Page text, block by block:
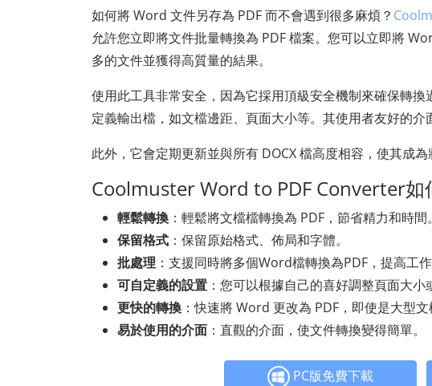
如何將 Word 文件另存為 PDF 而不會遇到很多麻煩？
允許您立即將文件批量轉換為 PDF 檔案。您可以立即將
多的文件並獲得高質量的結果。
使用此工具非常安全，因為它採用頂級安全機制來確保轉
定義輸出檔，如文檔邊距、頁面大小等。其使用者友好的介
此外，它會定期更新並與所有 DOCX 檔高度相容，使其成
Coolmuster Word to PDF Converter如
輕鬆轉換 ：輕鬆將文檔檔轉換為 PDF，節省精力和時間。
保留格式 ：保留原始格式、佈局和字體。
批處理 ：支援同時將多個Word檔轉換為PDF，提高工作
可自定義的設置 ：您可以根據自己的喜好調整頁面大小
更快的轉換 ：快速將 Word 更改為 PDF，即使是大型文
易於使用的介面 ：直觀的介面，使文件轉換變得簡單。
PC版免費下載